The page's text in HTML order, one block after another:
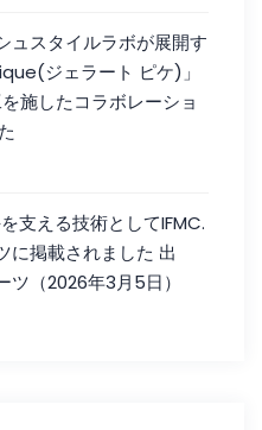
ュスタイルラボが展開す
ジェラート ピケ)」
施したコラボレーショ
支える技術としてIFMC.
に掲載されました 出
ツ（2026年3月5日）